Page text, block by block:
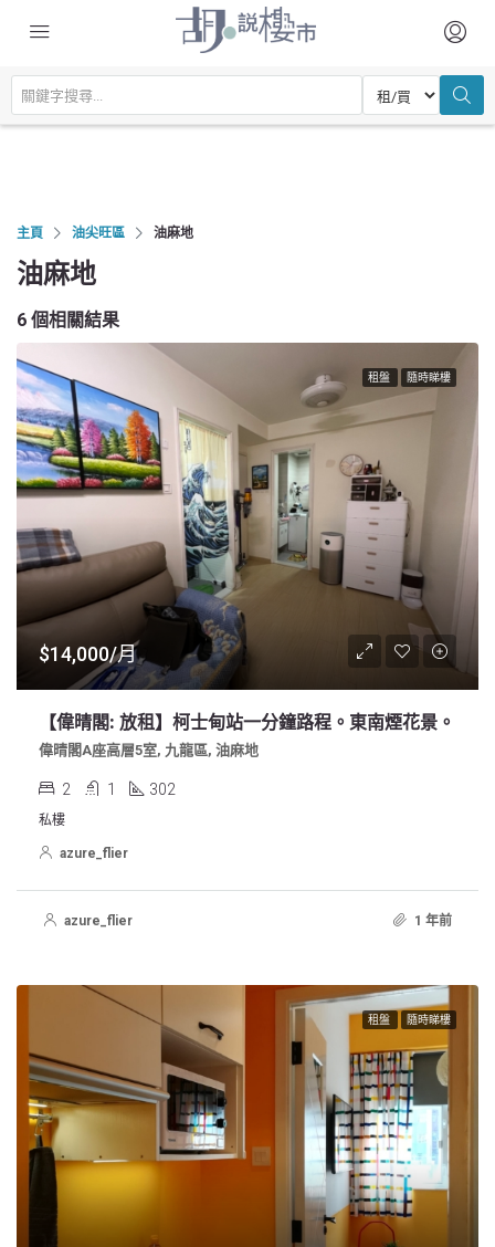
主頁 油尖旺區 油麻地
油麻地
6 個相關結果
租盤 隨時睇樓
$14,000/月
【偉晴閣: 放租】柯士甸站一分鐘路程。東南煙花景。
偉晴閣A座高層5室, 九龍區, 油麻地
2 1 302
私樓
azure_flier
azure_flier 1 年前
租盤 隨時睇樓